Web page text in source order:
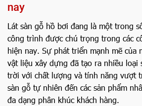
nay
Lát sàn gỗ hồ bơi đang là một trong
công trình được chú trọng trong các
hiện nay. Sự phát triển mạnh mẽ của
vật liệu xây dựng đã tạo ra nhiều loại
trời với chất lượng và tính năng vượt
sàn gỗ tự nhiên đến các sản phẩm
đa dạng phân khúc khách hàng.